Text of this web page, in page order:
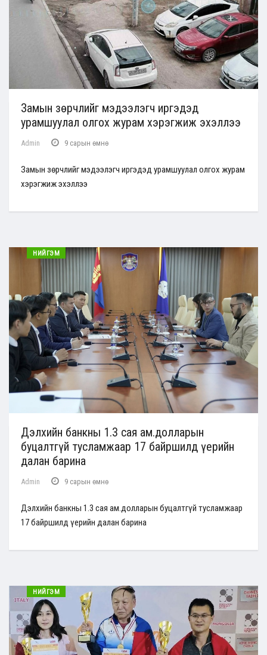
Замын зөрчлийг мэдээлэгч иргэдэд
урамшуулал олгох журам хэрэгжиж эхэллээ
Admin 9 сарын өмнө
Замын зөрчлийг мэдээлэгч иргэдэд урамшуулал олгох журам
хэрэгжиж эхэллээ
НИЙГЭМ
Дэлхийн банкны 1.3 сая ам.долларын
буцалтгүй тусламжаар 17 байршилд үерийн
далан барина
Admin 9 сарын өмнө
Дэлхийн банкны 1.3 сая ам.долларын буцалтгүй тусламжаар
17 байршилд үерийн далан барина
НИЙГЭМ